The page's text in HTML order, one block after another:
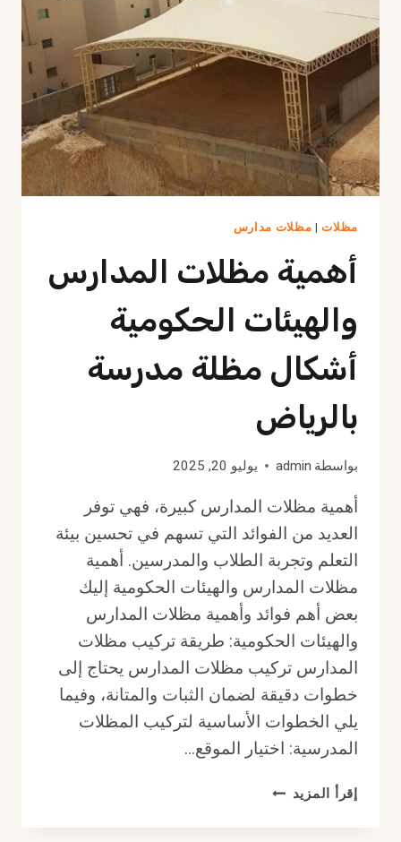
الرياض
مظلات| مظلات مدارس
أهمية مظلات المدارس
والهيئات الحكومية
أشكال مظلة مدرسة
بالرياض
بواسطة admin يوليو 20, 2025
أهمية مظلات المدارس كبيرة، فهي توفر
العديد من الفوائد التي تسهم في تحسين بيئة
التعلم وتجربة الطلاب والمدرسين. أهمية
مظلات المدارس والهيئات الحكومية إليك
بعض أهم فوائد وأهمية مظلات المدارس
والهيئات الحكومية: طريقة تركيب مظلات
المدارس تركيب مظلات المدارس يحتاج إلى
خطوات دقيقة لضمان الثبات والمتانة، وفيما
يلي الخطوات الأساسية لتركيب المظلات
المدرسية: اختيار الموقع…
إقرأ المزيد أهمية